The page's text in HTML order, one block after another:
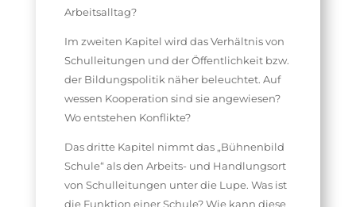
Arbeitsalltag?
Im zweiten Kapitel wird das Verhältnis von
Schulleitungen und der Öffentlichkeit bzw.
der Bildungspolitik näher beleuchtet. Auf
wessen Kooperation sind sie angewiesen?
Wo entstehen Konflikte?
Das dritte Kapitel nimmt das „Bühnenbild
Schule“ als den Arbeits- und Handlungsort
von Schulleitungen unter die Lupe. Was ist
die Funktion einer Schule? Wie kann diese